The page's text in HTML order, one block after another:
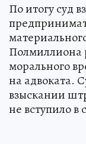
По итогу суд
Полмиллиона
морального
на адвоката.
взыскании
не вступило в